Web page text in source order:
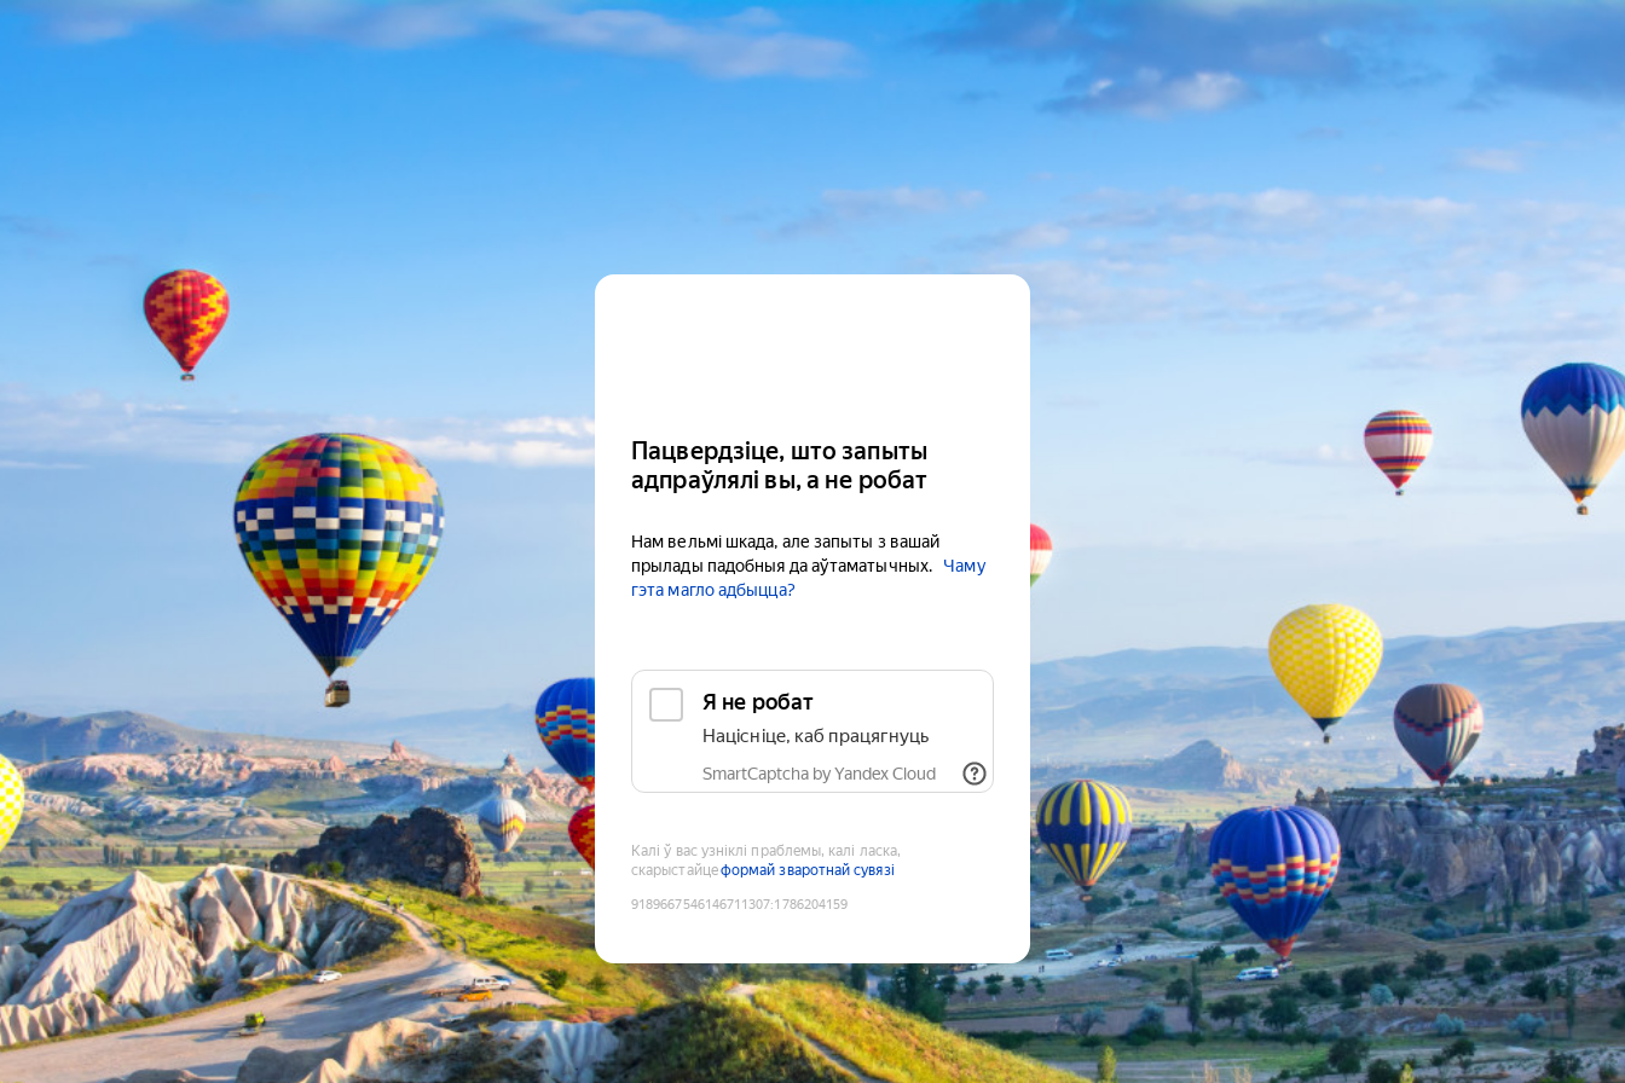
Пацвердзіце, што запыты
адпраўлялі вы, а не робат
Нам вельмі шкада, але запыты з вашай
прылады падобныя да аўтаматычных.
Чаму
гэта магло адбыцца?
Я не робат
Націсніце, каб працягнуць
SmartCaptcha by Yandex Cloud
Калі ў вас узніклі праблемы, калі ласка,
скарыстайцеформай зваротнай сувязі
9189667546146711307:1786204159